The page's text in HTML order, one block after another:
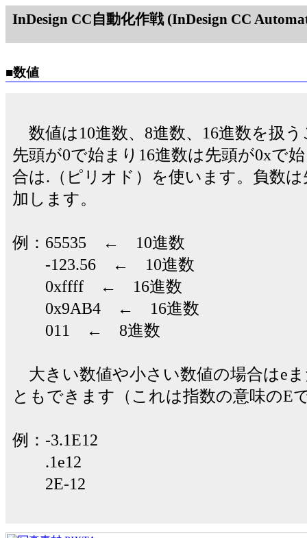
InDesign CC自動化作戦 (InDesign CC
■数値
数値は10進数、8進数、16進数を扱
先頭が0で始まり16進数は先頭が0xで
合は.（ピリオド）を使います。負数
加します。
例：65535 ← 10進数
-123.56 ← 10進数
0xffff ← 16進数
0x9AB4 ← 16進数
011 ← 8進数
大きい数値や小さい数値の場合はe
ともできます（これは指数の意味のE
例：-3.1E12
.1e12
2E-12